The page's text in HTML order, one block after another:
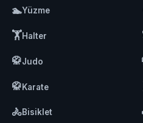
🏊Yüzme
🏋️Halter
🥋Judo
🥋Karate
🚴Bisiklet